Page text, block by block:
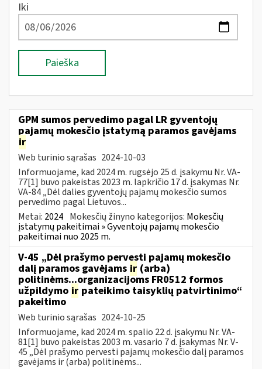
Iki
Paieška
GPM sumos pervedimo pagal LR gyventojų
pajamų mokesčio įstatymą paramos gavėjams
ir
Web turinio sąrašas 2024-10-03
Informuojame, kad 2024 m. rugsėjo 25 d. įsakymu Nr. VA-
77[1] buvo pakeistas 2023 m. lapkričio 17 d. įsakymas Nr.
VA-84 „Dėl dalies gyventojų pajamų mokesčio sumos
pervedimo pagal Lietuvos...
Metai: 2024 Mokesčių žinyno kategorijos: Mokesčių
įstatymų pakeitimai » Gyventojų pajamų mokesčio
pakeitimai nuo 2025 m.
V-45 „Dėl prašymo pervesti pajamų mokesčio
dalį paramos gavėjams ir (arba)
politinėms...organizacijoms FR0512 formos
užpildymo ir pateikimo taisyklių patvirtinimo“
pakeitimo
Web turinio sąrašas 2024-10-25
Informuojame, kad 2024 m. spalio 22 d. įsakymu Nr. VA-
81[1] buvo pakeistas 2003 m. vasario 7 d. įsakymas Nr. V-
45 „Dėl prašymo pervesti pajamų mokesčio dalį paramos
gavėjams ir (arba) politinėms...